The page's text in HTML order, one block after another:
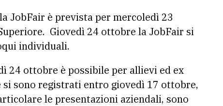
JobFair è prevista per mercoledì 23
Giovedì 24 ottobre la JobFair si
individuali.
24 ottobre è possibile per allievi ed ex
sono registrati entro giovedì 17 ottobre,
le presentazioni aziendali, sono